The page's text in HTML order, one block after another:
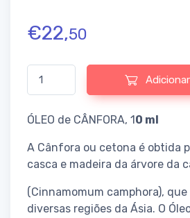
€22,50
Quantidade de Camphor Oil
ÓLEO de CÂNFORA, 1 0 ml
A Cânfora ou cetona é obtida
casca e madeira da árvore da
(Cinnamomum camphora), que
diversas regiões da Ásia. O